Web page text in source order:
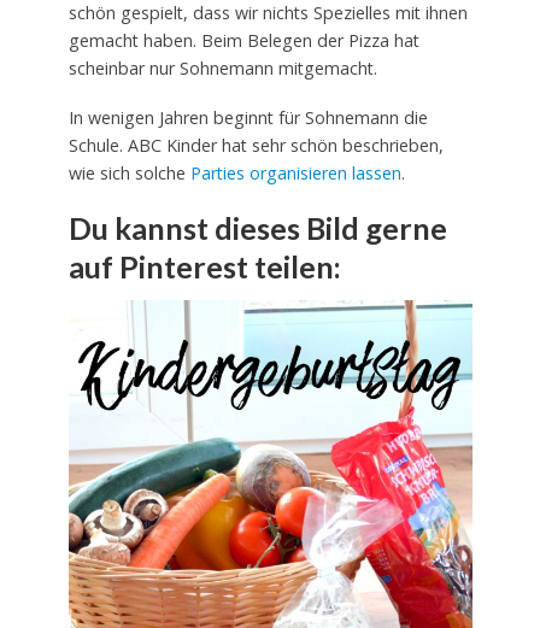
schön gespielt, dass wir nichts Spezielles mit ihnen
gemacht haben. Beim Belegen der Pizza hat
scheinbar nur Sohnemann mitgemacht.
In wenigen Jahren beginnt für Sohnemann die
Schule. ABC Kinder hat sehr schön beschrieben,
wie sich solche Parties organisieren lassen.
Du kannst dieses Bild gerne
auf Pinterest teilen: